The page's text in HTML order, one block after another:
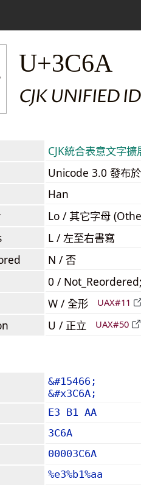
U+3C6A
CJK UNIFIED
CJK統合表意文字
Unicode 3.0 發布
Han
Lo / 其它字母
L / 左至右書寫
N / 否
0 /
W / 全形 UAX#11
U / 正立 UAX#50
&#15466;
&#x3C6A;
E3 B1 AA
3C6A
00003C6A
%e3%b1%aa